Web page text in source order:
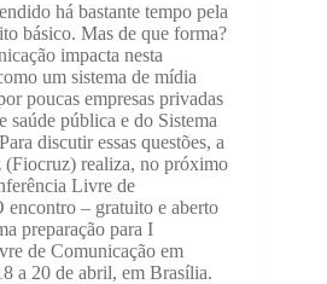
há bastante tempo pela
básico. Mas de que forma?
impacta nesta
um sistema de mídia
poucas empresas privadas
saúde pública e do Sistema
discutir essas questões, a
realiza, no próximo
Livre de
encontro – gratuito e aberto
preparação para I
de Comunicação em
a 20 de abril, em Brasília.